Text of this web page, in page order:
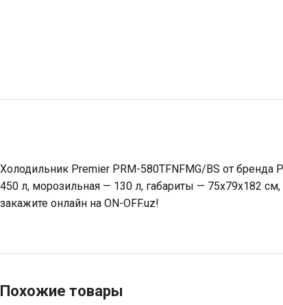
Холодильник Premier PRM-580TFNFMG/BS от
450 л, морозильная — 130 л, габариты — 75x79x182
закажите онлайн на ON-OFF.uz!
Похожие товары